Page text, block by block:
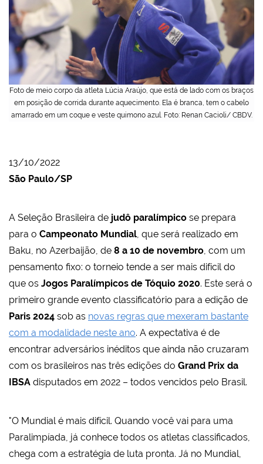
Foto de meio corpo da atleta Lúcia Araújo, que está de lado com os braços
em posição de corrida durante aquecimento. Ela é branca, tem o cabelo
amarrado em um coque e veste quimono azul. Foto: Renan Cacioli/ CBDV.
13/10/2022
São Paulo/SP
A Seleção Brasileira de judô paralímpico se prepara
para o Campeonato Mundial, que será realizado em
Baku, no Azerbaijão, de 8 a 10 de novembro, com um
pensamento fixo: o torneio tende a ser mais difícil do
que os Jogos Paralímpicos de Tóquio 2020. Este será o
primeiro grande evento classificatório para a edição de
Paris 2024 sob as novas regras que mexeram bastante
com a modalidade neste ano. A expectativa é de
encontrar adversários inéditos que ainda não cruzaram
com os brasileiros nas três edições do Grand Prix da
IBSA disputados em 2022 – todos vencidos pelo Brasil.
"O Mundial é mais difícil. Quando você vai para uma
Paralimpíada, já conhece todos os atletas classificados,
chega com a estratégia de luta pronta. Já no Mundial,